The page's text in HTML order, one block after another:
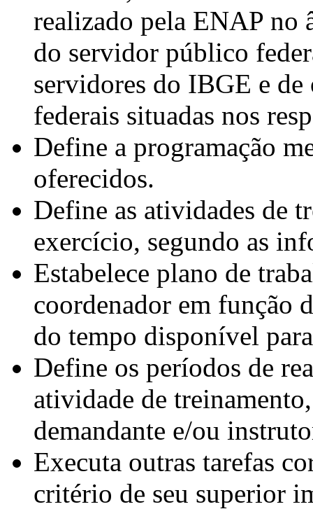
realizado pela ENAP no
do servidor público
servidores do IBGE e
federais situadas nos
Define a programação
oferecidos.
Define as atividades de
exercício, segundo as
Estabelece plano de
coordenador em função
do tempo disponível
Define os períodos de
atividade de
demandante e/ou
Executa outras tarefas
critério de seu superior